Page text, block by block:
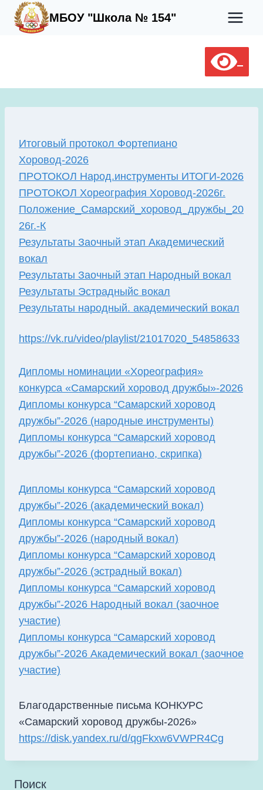
Перейти
МБОУ "Школа № 154"
Итоговый протокол Фортепиано
Хоровод-2026
ПРОТОКОЛ Народ.инструменты ИТОГИ-2026
ПРОТОКОЛ Хореография Хоровод-2026г.
Положение_Самарский_хоровод_дружбы_20
26г.-К
Результаты Заочный этап Академический
вокал
Результаты Заочный этап Народный вокал
Результаты Эстрадныйс вокал
Результаты народный. академический вокал
https://vk.ru/video/playlist/21017020_54858633
Дипломы номинации «Хореография»
конкурса «Самарский хоровод дружбы»-2026
Дипломы конкурса “Самарский хоровод
дружбы”-2026 (народные инструменты)
Дипломы конкурса “Самарский хоровод
дружбы”-2026 (фортепиано, скрипка)
Дипломы конкурса “Самарский хоровод
дружбы”-2026 (академический вокал)
Дипломы конкурса “Самарский хоровод
дружбы”-2026 (народный вокал)
Дипломы конкурса “Самарский хоровод
дружбы”-2026 (эстрадный вокал)
Дипломы конкурса “Самарский хоровод
дружбы”-2026 Народный вокал (заочное
участие)
Дипломы конкурса “Самарский хоровод
дружбы”-2026 Академический вокал (заочное
участие)
Благодарственные письма КОНКУРС
«Самарский хоровод дружбы-2026»
https://disk.yandex.ru/d/qgFkxw6VWPR4Cg
Поиск